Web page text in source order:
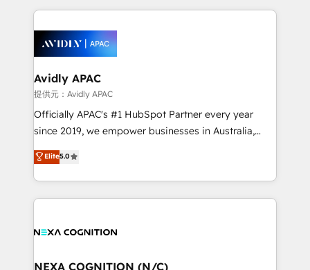
Retail execution, CPQ, customer portals and
HubSpot CMS developments. And we're champions
nerds who can harness HubSpot’s custom digital
experience. Working hand-in-hand with your team,
we’ll assemble a RevOps machine that drives more
traffic, generates better leads and crushes your
revenue goals. We've worked with thousands of
HubSpot customers and we'd love to work with you
too! Clients come to us for: Advanced CRM solutions
HubSpot Data System Migrations between systems
to HubSpot New lead generation strategies Time-
Avidly APAC
提供元：Avidly APAC
Officially APAC's #1 HubSpot Partner every year
since 2019, we empower businesses in Australia,
New Zealand, and globally to realise their full
potential through enterprise HubSpot CRM
implementation. And we deliver best practice across
the whole HubSpot platform, covering marketing,
all businesses, from start-up to Enterprise, and have
the world. Our human approach to digital
Elite5.0
NEXA COGNITION (N/C)